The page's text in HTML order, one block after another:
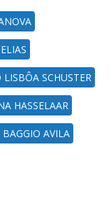
LISBÔA SCHUSTER
HASSELAAR
AVILA